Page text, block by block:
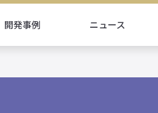
開発事例 ニュース